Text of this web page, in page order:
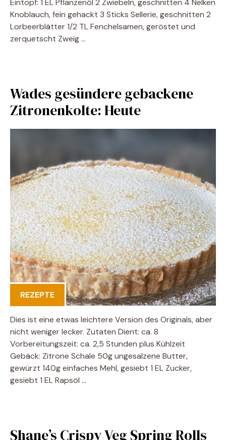
Eintopf: 1 EL Pflanzenöl 2 Zwiebeln, geschnitten 4 Nelken
Knoblauch, fein gehackt 3 Sticks Sellerie, geschnitten 2
Lorbeerblätter 1/2 TL Fenchelsamen, geröstet und
zerquetscht Zweig …
Wades gesündere gebackene
Zitronenkolte: Heute
REZEPTE
Dies ist eine etwas leichtere Version des Originals, aber
nicht weniger lecker. Zutaten Dient: ca. 8
Vorbereitungszeit: ca. 2,5 Stunden plus Kühlzeit
Gebäck: Zitrone Schale 50g ungesalzene Butter,
gewürzt 140g einfaches Mehl, gesiebt 1 EL Zucker,
gesiebt 1 EL Rapsöl …
Shane’s Crispy Veg Spring Rolls